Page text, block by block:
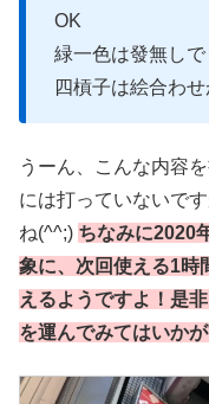
OK
緑一色は發無しで
四槓子は絵合わ
うーん、こんな内容
には打っていないで
ね(^^;) ちなみに2020
象に、次回使える1時
えるようですよ！是
を運んでみてはいか